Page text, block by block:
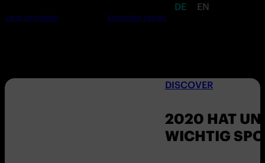
DE EN
Jetzt anmelden Kostenlos testen
DISCOVER
2020 HAT
WICHTIG